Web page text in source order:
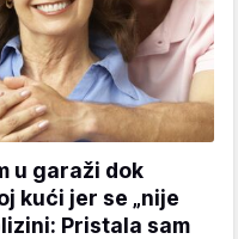
u garaži dok
kući jer se „nije
Pristala sam